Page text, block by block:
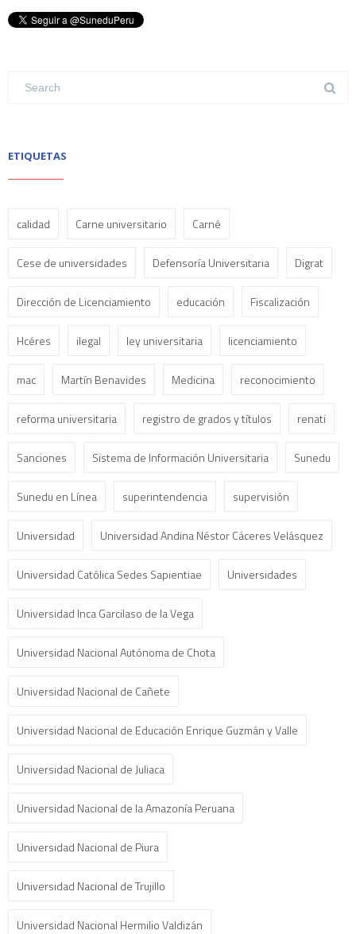
ETIQUETAS
calidad Carne universitario Carné
Cese de universidades Defensoría Universitaria Digrat
Dirección de Licenciamiento educación Fiscalización
Hcéres ilegal ley universitaria licenciamiento
mac Martín Benavides Medicina reconocimiento
reforma universitaria registro de grados y títulos renati
Sanciones Sistema de Información Universitaria Sunedu
Sunedu en Línea superintendencia supervisión
Universidad Universidad Andina Néstor Cáceres Velásquez
Universidad Católica Sedes Sapientiae Universidades
Universidad Inca Garcilaso de la Vega
Universidad Nacional Autónoma de Chota
Universidad Nacional de Cañete
Universidad Nacional de Educación Enrique Guzmán y Valle
Universidad Nacional de Juliaca
Universidad Nacional de la Amazonía Peruana
Universidad Nacional de Piura
Universidad Nacional de Trujillo
Universidad Nacional Hermilio Valdizán